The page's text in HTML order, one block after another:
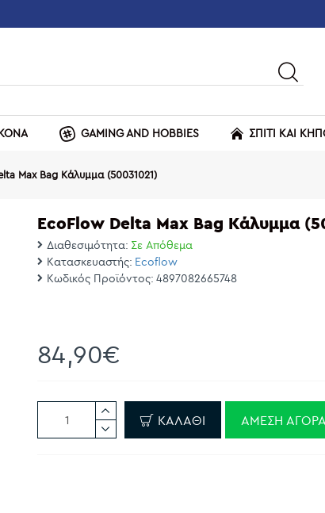
GAMING AND HOBBIES ΣΠΙΤΙ ΚΑΙ
Max Bag Κάλυμμα (50031021)
EcoFlow Delta Max Bag Κάλυμμα
Διαθεσιμότητα: Σε Απόθεμα
Κατασκευαστής: Ecoflow
Κωδικός Προϊόντος: 4897082665748
84,90€
ΚΑΛΆΘΙ ΆΜΕΣΗ ΑΓΟΡΆ